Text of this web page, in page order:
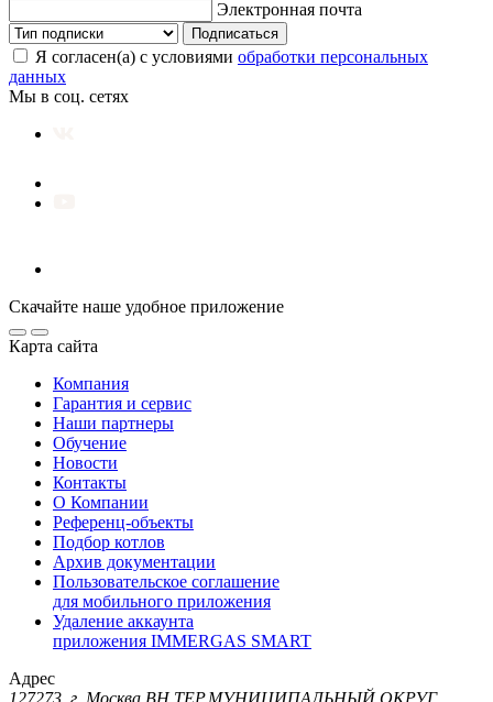
Электронная почта
Подписаться
Я согласен(а) с условиями обработки персональных
данных
Мы в соц. сетях
Скачайте наше удобное приложение
Карта сайта
Компания
Гарантия и сервис
Наши партнеры
Обучение
Новости
Контакты
О Компании
Референц-объекты
Подбор котлов
Архив документации
Пользовательское соглашение
для мобильного приложения
Удаление аккаунта
приложения IMMERGAS SMART
Адрес
127273, г. Москва ВН.ТЕР.МУНИЦИПАЛЬНЫЙ ОКРУГ